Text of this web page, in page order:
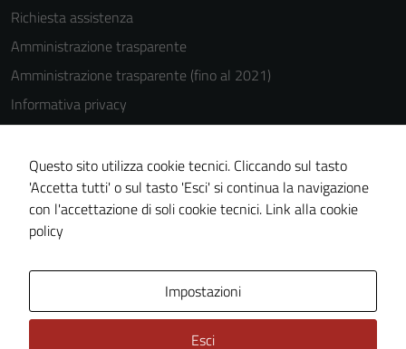
Richiesta assistenza
Amministrazione trasparente
Amministrazione trasparente (fino al 2021)
Informativa privacy
Cookie Policy
Note legali
Dichiarazione di accessibilità
Piano di miglioramento del sito
Questo sito utilizza cookie tecnici. Cliccando sul tasto
'Accetta tutti' o sul tasto 'Esci' si continua la navigazione
con l'accettazione di soli cookie tecnici. Link alla cookie
policy
Impostazioni
Esci